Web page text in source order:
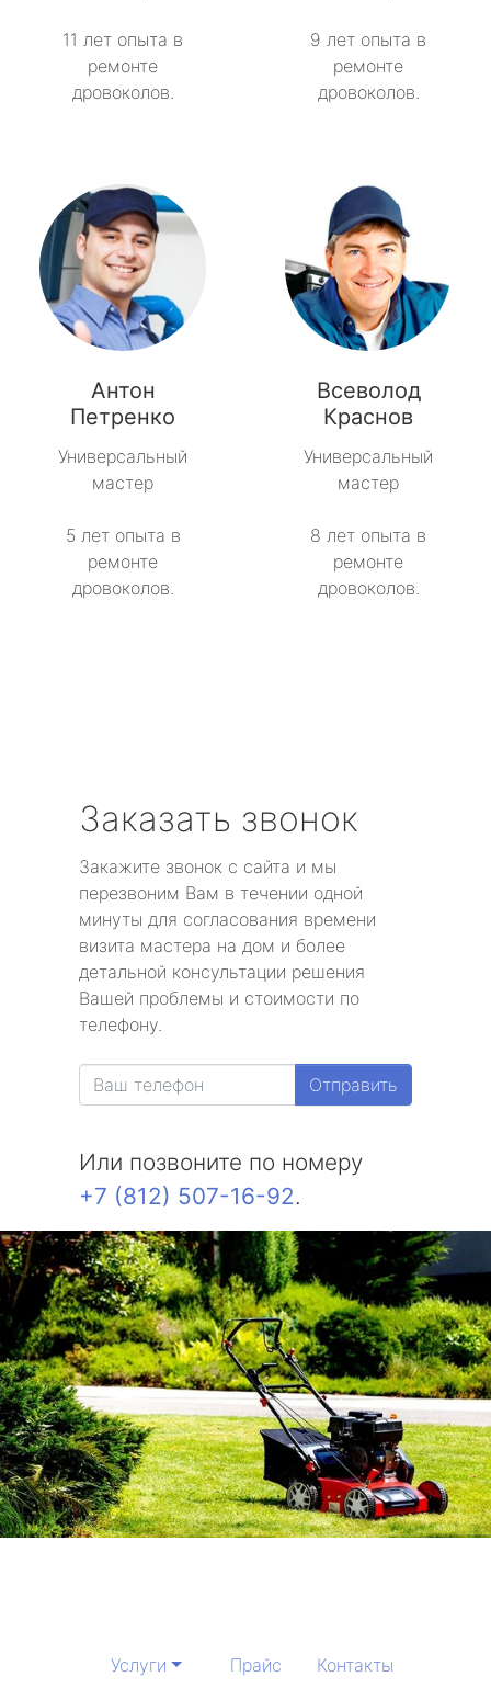
11 лет опыта в
ремонте
дровоколов.
9 лет опыта в
ремонте
дровоколов.
Антон
Петренко
Универсальный
мастер
5 лет опыта в
ремонте
дровоколов.
Всеволод
Краснов
Универсальный
мастер
8 лет опыта в
ремонте
дровоколов.
Заказать звонок
Закажите звонок с сайта и мы
перезвоним Вам в течении одной
минуты для согласования времени
визита мастера на дом и более
детальной консультации решения
Вашей проблемы и стоимости по
телефону.
Отправить
Или позвоните по номеру
+7 (812) 507-16-92.
Услуги Прайс Контакты